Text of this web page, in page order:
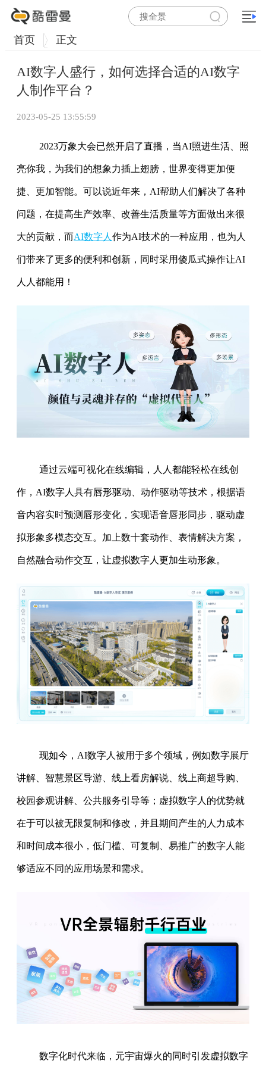
首页 正文
AI数字人盛行，如何选择合适的AI数字
人制作平台？
2023-05-25 13:55:59
2023万象大会已然开启了直播，当AI照进生活、照
亮你我，为我们的想象力插上翅膀，世界变得更加便
捷、更加智能。可以说近年来，AI帮助人们解决了各种
问题，在提高生产效率、改善生活质量等方面做出来很
大的贡献，而AI数字人 作为AI技术的一种应用，也为人
们带来了更多的便利和创新，同时采用傻瓜式操作让AI
人人都能用！
通过云端可视化在线编辑，人人都能轻松在线创
作，AI数字人具有唇形驱动、动作驱动等技术，根据语
音内容实时预测唇形变化，实现语音唇形同步，驱动虚
拟形象多模态交互。加上数十套动作、表情解决方案，
自然融合动作交互，让虚拟数字人更加生动形象。
现如今，AI数字人被用于多个领域，例如数字展厅
讲解、智慧景区导游、线上看房解说、线上商超导购、
校园参观讲解、公共服务引导等；虚拟数字人的优势就
在于可以被无限复制和修改，并且期间产生的人力成本
和时间成本很小，低门槛、可复制、易推广的数字人能
够适应不同的应用场景和需求。
数字化时代来临，元宇宙爆火的同时引发虚拟数字